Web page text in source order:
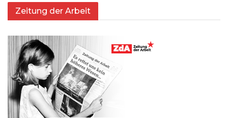
Zeitung der Arbeit